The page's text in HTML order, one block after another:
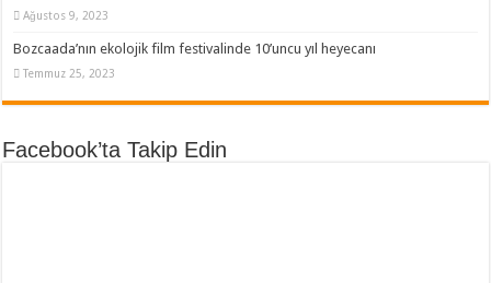
Ağustos 9, 2023
Bozcaada’nın ekolojik film festivalinde 10’uncu yıl heyecanı
Temmuz 25, 2023
Facebook’ta Takip Edin